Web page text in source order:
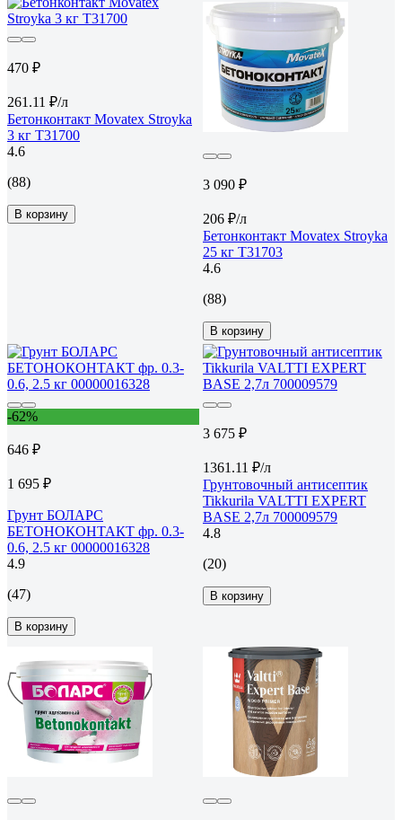
470 ₽
261.11 ₽/л
Бетонконтакт Movatex Stroyka
3 кг Т31700
4.6
(88)
В корзину
3 090 ₽
206 ₽/л
Бетонконтакт Movatex Stroyka
25 кг Т31703
4.6
(88)
В корзину
-62%
646 ₽
1 695 ₽
Грунт БОЛАРС
БЕТОНОКОНТАКТ фр. 0.3-
0.6, 2.5 кг 00000016328
4.9
(47)
В корзину
3 675 ₽
1361.11 ₽/л
Грунтовочный антисептик
Tikkurila VALTTI EXPERT
BASE 2,7л 700009579
4.8
(20)
В корзину